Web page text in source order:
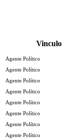
Vinculo
Agente Político
Agente Político
Agente Político
Agente Político
Agente Político
Agente Político
Agente Político
Agente Político